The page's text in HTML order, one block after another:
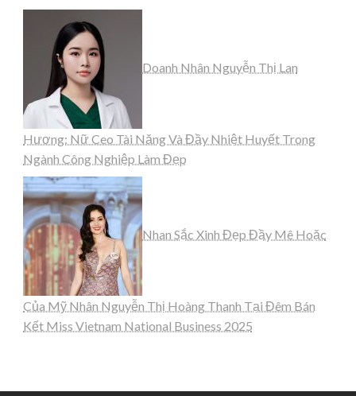
Doanh Nhân Nguyễn Thị Lan
Hương: Nữ Ceo Tài Năng Và Đầy Nhiệt Huyết Trong
Ngành Công Nghiệp Làm Đẹp
Nhan Sắc Xinh Đẹp Đầy Mê Hoặc
Của Mỹ Nhân Nguyễn Thị Hoàng Thanh Tại Đêm Bán
Kết Miss Vietnam National Business 2025